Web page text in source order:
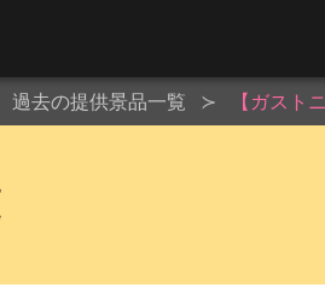
過去の提供景品一覧 【ガスト